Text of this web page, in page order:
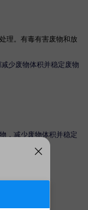
理。有毒有害废物和放
少废物体积并稳定废物
，减少废物体积并稳定